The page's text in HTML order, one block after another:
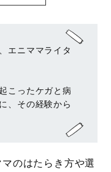
エニママライタ
こったケガと病
、その経験から
マのはたらき方や選